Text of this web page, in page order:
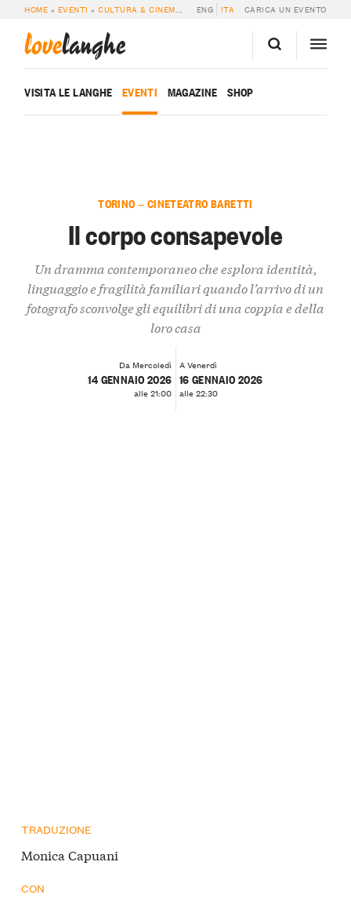
HOME » EVENTI »CULTURA & CINEMA » IL CORPO CONSAPEVOLE
ENG ITA CARICA UN EVENTO
lovelanghe
VISITA LE LANGHE EVENTI MAGAZINE SHOP
TORINO — CINETEATRO BARETTI
Il corpo consapevole
Un dramma contemporaneo che esplora identità,
linguaggio e fragilità familiari quando l’arrivo di un
fotografo sconvolge gli equilibri di una coppia e della
loro casa
Da Mercoledì
14 GENNAIO 2026
alle 21:00
A Venerdì
16 GENNAIO 2026
alle 22:30
TRADUZIONE
Monica Capuani
CON